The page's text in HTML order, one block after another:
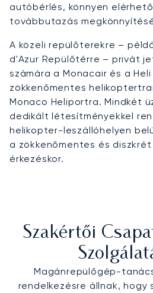
autóbérlés, könnyen
továbbutazás
A közeli repülőterekre –
d'Azur Repülőtérre – privát
számára a Monacair és a Heli
zökkenőmentes
Monaco Heliportra. Mindkét
dedikált létesítményekkel
helikopter-leszállóhelyen
a zökkenőmentes és
érkezéskor.
Szakértői
Magánrepülőgép-
rendelkezésre állnak, hogy